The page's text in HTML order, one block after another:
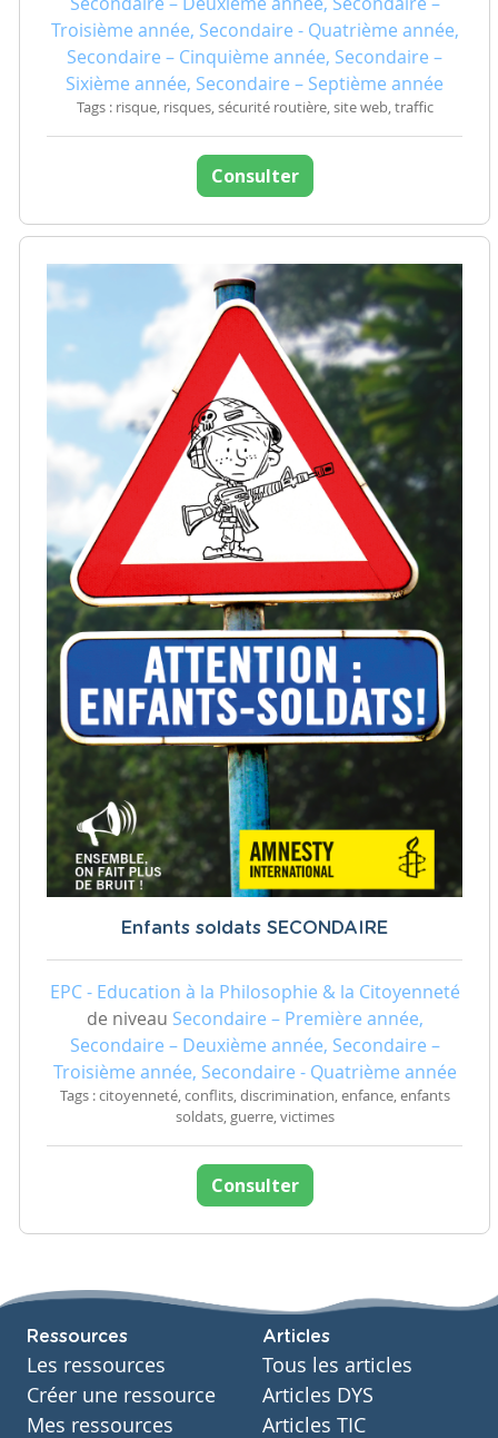
Troisième année, Secondaire - Quatrième année,
Secondaire – Cinquième année, Secondaire –
Sixième année, Secondaire – Septième année
Tags : risque, risques, sécurité routière, site web, traffic
Consulter
Enfants soldats SECONDAIRE
EPC - Education à la Philosophie & la Citoyenneté
de niveau Secondaire – Première année,
Secondaire – Deuxième année, Secondaire –
Troisième année, Secondaire - Quatrième année
Tags : citoyenneté, conflits, discrimination, enfance, enfants
soldats, guerre, victimes
Consulter
Ressources
Les ressources
Créer une ressource
Mes ressources
Articles
Tous les articles
Articles DYS
Articles TIC